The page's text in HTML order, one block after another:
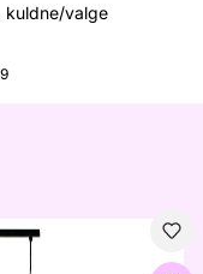
kuldne/valge